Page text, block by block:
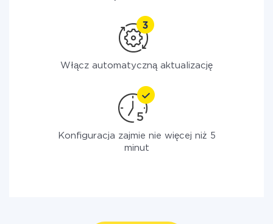
Włącz automatyczną aktualizację
Konfiguracja zajmie nie więcej niż 5
minut